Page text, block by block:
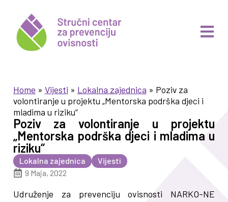
Home » Vijesti » Lokalna zajednica » Poziv za
volontiranje u projektu „Mentorska podrška djeci i
mladima u riziku“
Poziv za volontiranje u projektu
„Mentorska podrška djeci i mladima u
riziku“
Lokalna zajednica
Vijesti
9 Maja, 2022
Udruženje za prevenciju ovisnosti NARKO-NE